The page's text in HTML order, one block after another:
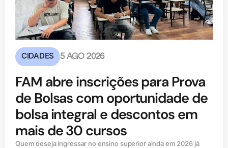
CIDADES 5 AGO 2026
FAM abre inscrições para Prova
de Bolsas com oportunidade de
bolsa integral e descontos em
mais de 30 cursos
Quem deseja ingressar no ensino superior ainda em 2026 já